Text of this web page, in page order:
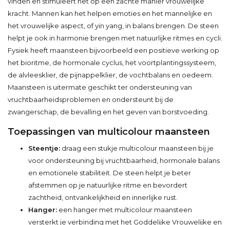
kracht. Mannen kan het helpen emoties en het mannelijke en
het vrouwelijke aspect, of yin yang, in balans brengen. De steen
helpt je ook in harmonie brengen met natuurlijke ritmes en cycli.
Fysiek heeft maansteen bijvoorbeeld een positieve werking op
het bioritme, de hormonale cyclus, het voortplantingssysteem,
de alvleesklier, de pijnappelklier, de vochtbalans en oedeem.
Maansteen is uitermate geschikt ter ondersteuning van
vruchtbaarheidsproblemen en ondersteunt bij de
zwangerschap, de bevalling en het geven van borstvoeding.
Toepassingen van multicolour maansteen
Steentje: draag een stukje multicolour maansteen bij je
voor ondersteuning bij vruchtbaarheid, hormonale balans
en emotionele stabiliteit. De steen helpt je beter
afstemmen op je natuurlijke ritme en bevordert
zachtheid, ontvankelijkheid en innerlijke rust.
Hanger: een hanger met multicolour maansteen
versterkt je verbinding met het Goddelijke Vrouwelijke en